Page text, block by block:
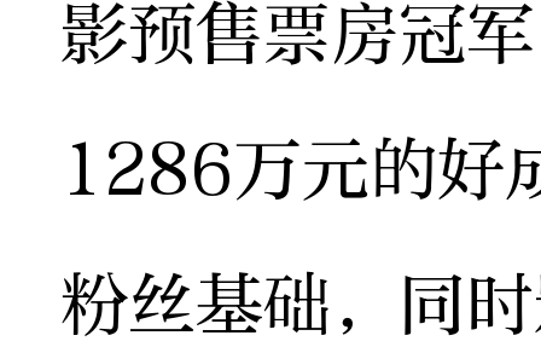
影预售票房冠
1286万元的好
粉丝基础，同